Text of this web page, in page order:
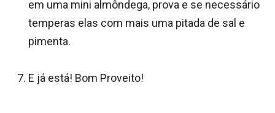
em uma mini almôndega, prova e se necessário
temperas elas com mais uma pitada de sal e
pimenta.
E já está! Bom Proveito!